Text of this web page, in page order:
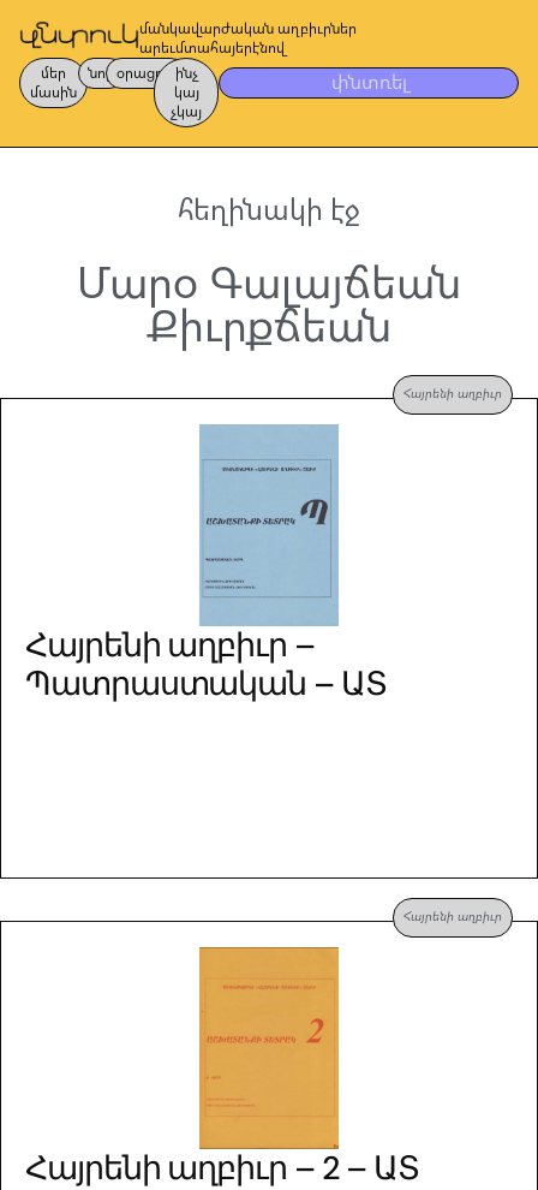
մանկավարժական աղբիւրներ
արեւմտահայերէնով
մեր
մասին
նոր օրացոյց
ինչ
կայ
չկայ
փնտռել
հեղինակի էջ
Մարօ Գալայճեան
Քիւրքճեան
Հայրենի աղբիւր
Հայրենի աղբիւր –
Պատրաստական – ԱՏ
Հայրենի աղբիւր
Հայրենի աղբիւր – 2 – ԱՏ